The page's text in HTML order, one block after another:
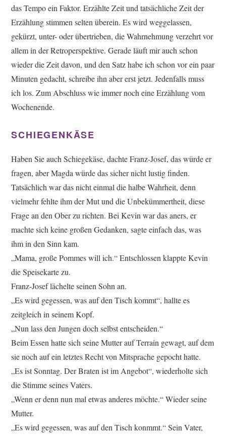
das Tempo ein Faktor. Erzählte Zeit und tatsächliche Zeit der
Erzählung stimmen selten überein. Es wird weggelassen,
gekürzt, unter- oder übertrieben, die Wahrnehmung verzehrt vor
allem in der Retroperspektive. Gerade läuft mir auch schon
wieder die Zeit davon, und den Satz habe ich schon vor ein paar
Minuten gedacht, schreibe ihn aber erst jetzt. Jedenfalls muss
ich los. Zum Abschluss wie immer noch eine Erzählung vom
Wochenende.
SCHIEGENKÄSE
Haben Sie auch Schiegekäse, dachte Franz-Josef, das würde er
fragen, aber Magda würde das sicher nicht lustig finden.
Tatsächlich war das nicht einmal die halbe Wahrheit, denn
vielmehr fehlte ihm der Mut und die Unbekümmertheit, diese
Frage an den Ober zu richten. Bei Kevin war das aners, er
machte sich keine großen Gedanken, sagte einfach das, was
ihm in den Sinn kam.
„Mama, große Pommes will ich.“ Entschlossen klappte Kevin
die Speisekarte zu.
Franz-Josef lächelte seinen Sohn an.
„Es wird gegessen, was auf den Tisch kommt“, hallte es
zeitgleich in seinem Kopf.
„Nun lass den Jungen doch selbst entscheiden.“
Beim Essen hatte sich seine Mutter auf Terrain gewagt, auf dem
sie noch auf ein letztes Recht von Mitsprache gepocht hatte.
„Es ist Sonntag. Der Braten ist im Angebot“, wiederholte sich
die Stimme seines Vaters.
„Wenn er denn nun mal etwas anderes möchte.“ Wieder seine
Mutter.
„Es wird gegessen, was auf den Tisch konmmt.“ Sein Vater,